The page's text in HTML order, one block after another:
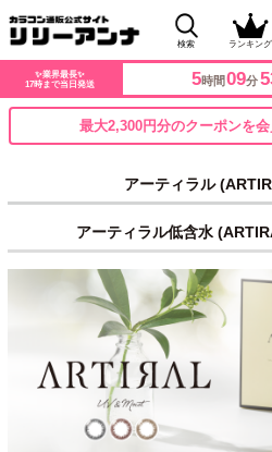
検索 ランキング
✨業界最長✨
17時まで当日発送
5時間 09分
最大2,300円分のクーポンを
アーティラル
アーティラル低含水